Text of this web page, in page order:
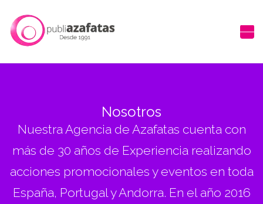
Nosotros
Nuestra Agencia de Azafatas cuenta con
más de 30 años de Experiencia realizando
acciones promocionales y eventos en toda
España, Portugal y Andorra. En el año 2016